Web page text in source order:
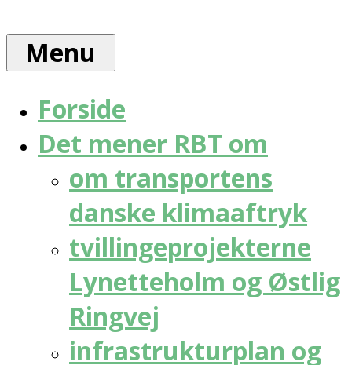
content
for
bæredygtig
trafik
Menu
Forside
Det mener RBT om
om transportens
danske klimaaftryk
tvillingeprojekterne
Lynetteholm og Østlig
Ringvej
infrastrukturplan og